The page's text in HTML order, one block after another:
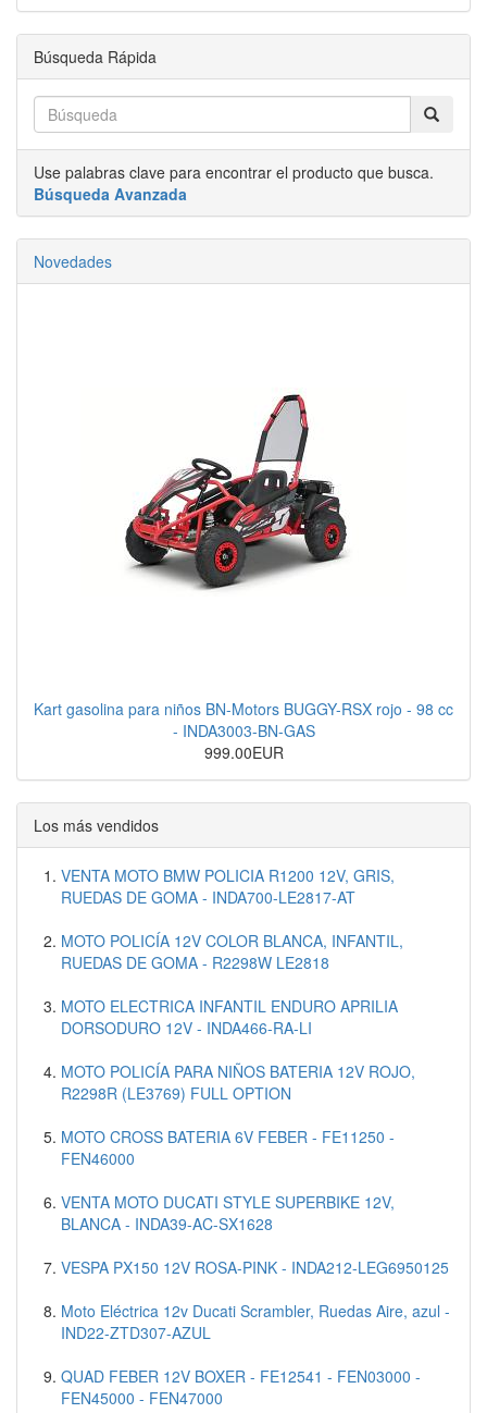
Búsqueda Rápida
Use palabras clave para encontrar el producto que busca.
Búsqueda Avanzada
Novedades
Kart gasolina para niños BN-Motors BUGGY-RSX rojo - 98 cc
- INDA3003-BN-GAS
999.00EUR
Los más vendidos
VENTA MOTO BMW POLICIA R1200 12V, GRIS,
RUEDAS DE GOMA - INDA700-LE2817-AT
MOTO POLICÍA 12V COLOR BLANCA, INFANTIL,
RUEDAS DE GOMA - R2298W LE2818
MOTO ELECTRICA INFANTIL ENDURO APRILIA
DORSODURO 12V - INDA466-RA-LI
MOTO POLICÍA PARA NIÑOS BATERIA 12V ROJO,
R2298R (LE3769) FULL OPTION
MOTO CROSS BATERIA 6V FEBER - FE11250 -
FEN46000
VENTA MOTO DUCATI STYLE SUPERBIKE 12V,
BLANCA - INDA39-AC-SX1628
VESPA PX150 12V ROSA-PINK - INDA212-LEG6950125
Moto Eléctrica 12v Ducati Scrambler, Ruedas Aire, azul -
IND22-ZTD307-AZUL
QUAD FEBER 12V BOXER - FE12541 - FEN03000 -
FEN45000 - FEN47000